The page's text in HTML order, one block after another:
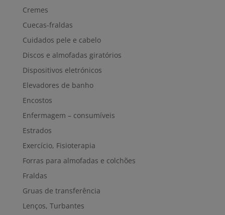
Cremes
Cuecas-fraldas
Cuidados pele e cabelo
Discos e almofadas giratórios
Dispositivos eletrónicos
Elevadores de banho
Encostos
Enfermagem – consumíveis
Estrados
Exercício, Fisioterapia
Forras para almofadas e colchões
Fraldas
Gruas de transferência
Lenços, Turbantes